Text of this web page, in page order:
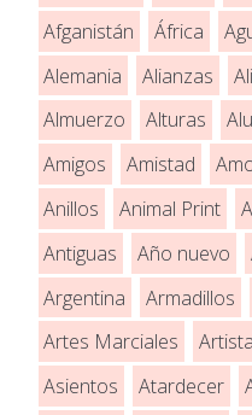
Afganistán
África
Alemania
Alianzas
Almuerzo
Alturas
Amigos
Amistad
Anillos
Animal Print
Antiguas
Año nuevo
Argentina
Armadillos
Artes Marciales
Asientos
Atardecer